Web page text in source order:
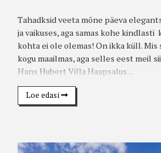
Tahadksid veeta mõne päeva
ja vaikuses, aga samas kohe kindlasti
kohta ei ole olemas! On ikka küll. Mis
kogu maailmas, aga selles eest meil
Hans Hubert Villa Haapsalus....
Loe edasi